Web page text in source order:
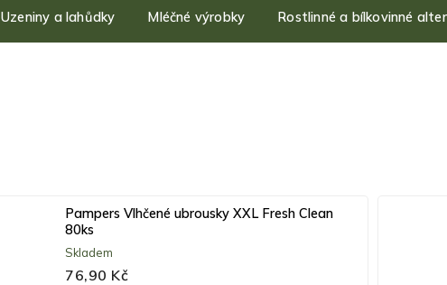
Uzeniny a lahůdky Mléčné výrobky Rostlinné a bílkovinné
Pampers Vlhčené ubrousky XXL Fresh Clean
80ks
Skladem
76,90 Kč